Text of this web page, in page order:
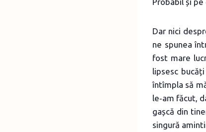
Dar nici
ne spunea
fost mare
lipsesc
întîmpla să
le‑am făcut,
gașcă din
singură